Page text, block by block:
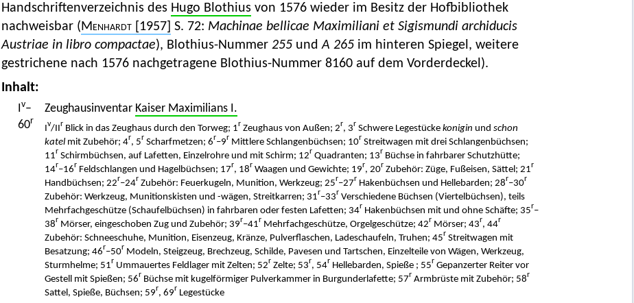
Handschriftenverzeichnis des Hugo Blothius von 1576 wieder im Besitz der Hofbibliothek
nachweisbar (Menhardt[1957] S. 72: Machinae bellicae Maximiliani et Sigismundi archiducis
Austriae in libro compactae), Blothius-Nummer 255undA 265im hinteren Spiegel, weitere
gestrichene nach 1576 nachgetragene Blothius-Nummer 8160 auf dem Vorderdeckel).
Inhalt:
Iv–
60r
Zeughausinventar Kaiser Maximilians I.
Iv/IIr Blick in das Zeughaus durch den Torweg; 1r Zeughaus von Außen; 2r, 3r Schwere Legestücke konigin und schon
katelmit Zubehör; 4r, 5r Scharfmetzen; 6r–9r Mittlere Schlangenbüchsen; 10r Streitwagen mit drei Schlangenbüchsen;
11r Schirmbüchsen, auf Lafetten, Einzelrohre und mit Schirm; 12r Quadranten; 13r Büchse in fahrbarer Schutzhütte;
14r–16r Feldschlangen und Hagelbüchsen; 17r, 18r Waagen und Gewichte; 19r, 20r Zubehör: Züge, Fußeisen, Sättel; 21r
Handbüchsen; 22r–24r Zubehör: Feuerkugeln, Munition, Werkzeug; 25r–27r Hakenbüchsen und Hellebarden; 28r–30r
Zubehör: Werkzeug, Munitionskisten und -wägen, Streitkarren; 31r–33r Verschiedene Büchsen (Viertelbüchsen), teils
Mehrfachgeschütze (Schaufelbüchsen) in fahrbaren oder festen Lafetten; 34r Hakenbüchsen mit und ohne Schäfte; 35r–
38r Mörser, eingeschoben Zug und Zubehör; 39r–41r Mehrfachgeschütze, Orgelgeschütze; 42r Mörser; 43r, 44r
Zubehör: Schneeschuhe, Munition, Eisenzeug, Kränze, Pulverflaschen, Ladeschaufeln, Truhen; 45r Streitwagen mit
Besatzung; 46r–50r Modeln, Steigzeug, Brechzeug, Schilde, Pavesen und Tartschen, Einzelteile von Wägen, Werkzeug,
Sturmhelme; 51r Ummauertes Feldlager mit Zelten; 52r Zelte; 53r, 54r Hellebarden, Spieße ; 55r Gepanzerter Reiter vor
Gestell mit Spießen; 56r Büchse mit kugelförmiger Pulverkammer in Burgunderlafette; 57r Armbrüste mit Zubehör; 58r
Sattel, Spieße, Büchsen; 59r, 69r Legestücke